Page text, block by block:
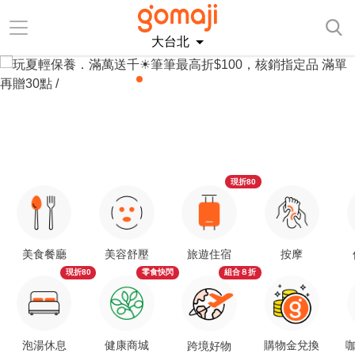
大台北
美食餐廳
泡湯休息
現折80
美容舒壓
健康商城
零食快閃
旅遊住宿
現折80
跨境好物
組合８折
按摩
購物金兌換